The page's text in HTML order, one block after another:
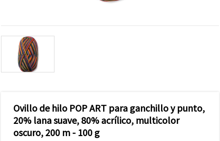
Ovillo de hilo POP ART para ganchillo y punto,
20% lana suave, 80% acrílico, multicolor
oscuro, 200 m - 100 g